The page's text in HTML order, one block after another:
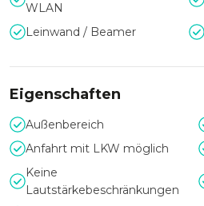
Nächte.
WLAN
Leinwand / Beamer
Eigenschaften
Außenbereich
Anfahrt mit LKW möglich
Keine
Lautstärkebeschränkungen